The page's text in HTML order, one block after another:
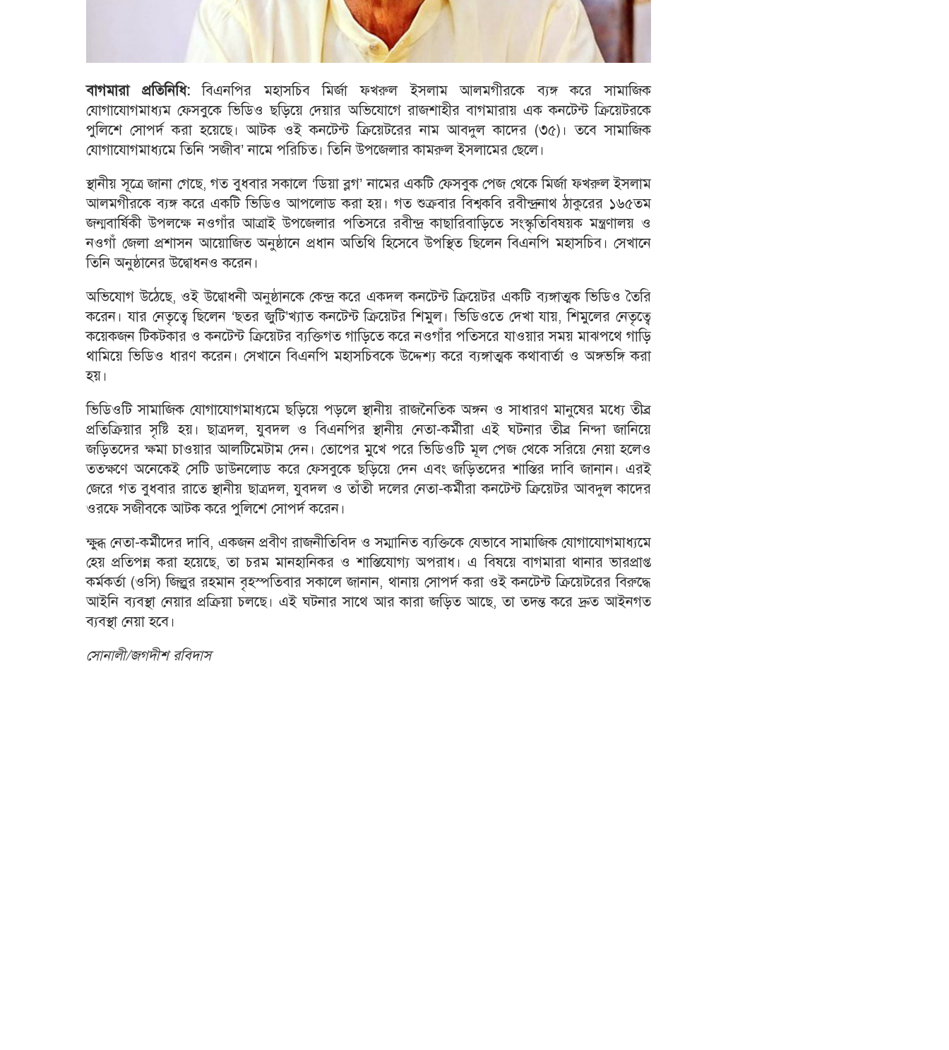
বাগমারা প্রতিনিধি:বিএনপির মহাসচিব মির্জা ফখরুল ইসলাম আলমগীরকে ব্যঙ্গ করে সামাজিক
যোগাযোগমাধ্যম ফেসবুকে ভিডিও ছড়িয়ে দেয়ার অভিযোগে রাজশাহীর বাগমারায় এক কনটেন্ট ক্রিয়েটরকে
পুলিশে সোপর্দ করা হয়েছে। আটক ওই কনটেন্ট ক্রিয়েটরের নাম আবদুল কাদের (৩৫)। তবে সামাজিক
যোগাযোগমাধ্যমে তিনি ‘সজীব’ নামে পরিচিত। তিনি উপজেলার কামরুল ইসলামের ছেলে।
স্থানীয় সূত্রে জানা গেছে, গত বুধবার সকালে ‘ডিয়া ব্লগ’ নামের একটি ফেসবুক পেজ থেকে মির্জা ফখরুল ইসলাম
আলমগীরকে ব্যঙ্গ করে একটি ভিডিও আপলোড করা হয়। গত শুক্রবার বিশ্বকবি রবীন্দ্রনাথ ঠাকুরের ১৬৫তম
জন্মবার্ষিকী উপলক্ষে নওগাঁর আত্রাই উপজেলার পতিসরে রবীন্দ্র কাছারিবাড়িতে সংস্কৃতিবিষয়ক মন্ত্রণালয় ও
নওগাঁ জেলা প্রশাসন আয়োজিত অনুষ্ঠানে প্রধান অতিথি হিসেবে উপস্থিত ছিলেন বিএনপি মহাসচিব। সেখানে
তিনি অনুষ্ঠানের উদ্বোধনও করেন।
অভিযোগ উঠেছে, ওই উদ্বোধনী অনুষ্ঠানকে কেন্দ্র করে একদল কনটেন্ট ক্রিয়েটর একটি ব্যঙ্গাত্মক ভিডিও তৈরি
করেন। যার নেতৃত্বে ছিলেন ‘ছতর জুটি’খ্যাত কনটেন্ট ক্রিয়েটর শিমুল। ভিডিওতে দেখা যায়, শিমুলের নেতৃত্বে
কয়েকজন টিকটকার ও কনটেন্ট ক্রিয়েটর ব্যক্তিগত গাড়িতে করে নওগাঁর পতিসরে যাওয়ার সময় মাঝপথে গাড়ি
থামিয়ে ভিডিও ধারণ করেন। সেখানে বিএনপি মহাসচিবকে উদ্দেশ্য করে ব্যঙ্গাত্মক কথাবার্তা ও অঙ্গভঙ্গি করা
হয়।
ভিডিওটি সামাজিক যোগাযোগমাধ্যমে ছড়িয়ে পড়লে স্থানীয় রাজনৈতিক অঙ্গন ও সাধারণ মানুষের মধ্যে তীব্র
প্রতিক্রিয়ার সৃষ্টি হয়। ছাত্রদল, যুবদল ও বিএনপির স্থানীয় নেতা-কর্মীরা এই ঘটনার তীব্র নিন্দা জানিয়ে
জড়িতদের ক্ষমা চাওয়ার আলটিমেটাম দেন। তোপের মুখে পরে ভিডিওটি মূল পেজ থেকে সরিয়ে নেয়া হলেও
ততক্ষণে অনেকেই সেটি ডাউনলোড করে ফেসবুকে ছড়িয়ে দেন এবং জড়িতদের শাস্তির দাবি জানান। এরই
জেরে গত বুধবার রাতে স্থানীয় ছাত্রদল, যুবদল ও তাঁতী দলের নেতা-কর্মীরা কনটেন্ট ক্রিয়েটর আবদুল কাদের
ওরফে সজীবকে আটক করে পুলিশে সোপর্দ করেন।
ক্ষুব্ধ নেতা-কর্মীদের দাবি, একজন প্রবীণ রাজনীতিবিদ ও সম্মানিত ব্যক্তিকে যেভাবে সামাজিক যোগাযোগমাধ্যমে
হেয় প্রতিপন্ন করা হয়েছে, তা চরম মানহানিকর ও শাস্তিযোগ্য অপরাধ। এ বিষয়ে বাগমারা থানার ভারপ্রাপ্ত
কর্মকর্তা (ওসি) জিল্লুর রহমান বৃহস্পতিবার সকালে জানান, থানায় সোপর্দ করা ওই কনটেন্ট ক্রিয়েটরের বিরুদ্ধে
আইনি ব্যবস্থা নেয়ার প্রক্রিয়া চলছে। এই ঘটনার সাথে আর কারা জড়িত আছে, তা তদন্ত করে দ্রুত আইনগত
ব্যবস্থা নেয়া হবে।
সোনালী/জগদীশ রবিদাস